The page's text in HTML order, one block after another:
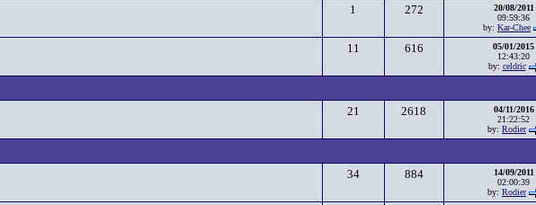
1 272
20/08/2011
09:59:36
by: Kar-Chee
11 616
05/01/2015
12:43:20
by: celdric
21 2618
04/11/2016
21:22:52
by: Rodier
34 884
14/09/2011
02:00:39
by: Rodier